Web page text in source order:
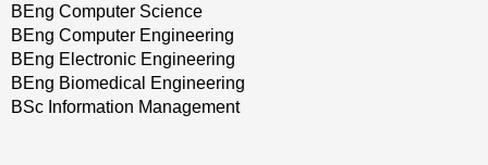
BEng Computer Science
BEng Computer Engineering
BEng Electronic Engineering
BEng Biomedical Engineering
BSc Information Management